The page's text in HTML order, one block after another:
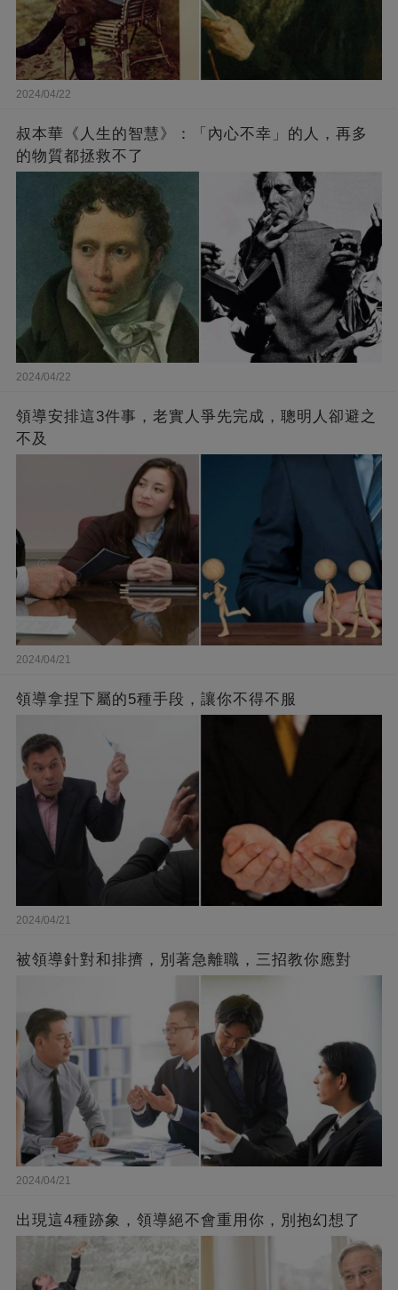
2024/04/22
叔本華《人生的智慧》：「內心不幸」的人，再多
的物質都拯救不了
2024/04/22
領導安排這3件事，老實人爭先完成，聰明人卻避之
不及
2024/04/21
領導拿捏下屬的5種手段，讓你不得不服
2024/04/21
被領導針對和排擠，別著急離職，三招教你應對
2024/04/21
出現這4種跡象，領導絕不會重用你，別抱幻想了